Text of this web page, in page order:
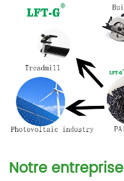
Notre entreprise